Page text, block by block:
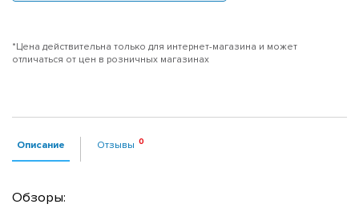
*Цена действительна только для интернет-магазина и может
отличаться от цен в розничных магазинах
Описание Отзывы
Обзоры: